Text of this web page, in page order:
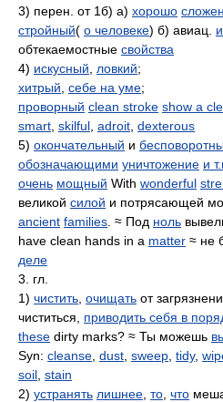
3) перен. от 1б) а) хорошо
стройный( о человеке) б) авиац.
обтекаемостные свойства
4) искусный ловкий;
хитрый себе на уме;
проворный clean stroke show a
smart skilful adroit dexterous
5) окончательный и
обозначающими уничтожение и
очень мощный With wonderful
великой силой и потрясающей
ancient families . ≈ Под ноль
have clean hands in a matter ≈ не
деле
3. гл.
1) чистить очищать от
чиститься, приводить себя в
these dirty marks? ≈ Ты можешь
Syn: cleanse dust sweep tidy,
soil stain
2) устранять лишнее то что